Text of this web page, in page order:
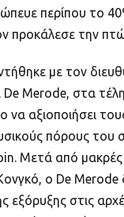
περίπου το
προκάλεσε την
με τον
Merode, στα
να αξιοποιήσει
πόρους του
Μετά από μακρές
ο De Merode
εξόρυξης στις